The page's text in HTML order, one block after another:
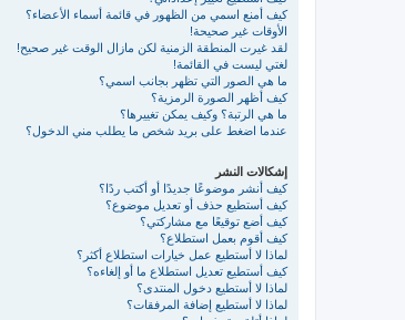
كيف أمنع اسمي من الظهور في قائمة أسماء الأعضاء؟
الأوقات غير صحيحة!
لقد غيرت المنطقة الزمنية لكن مازال الوقت غير صحيح!
لغتي ليست في القائمة!
ما هي الصور التي تظهر بجانب اسمي؟
كيف أظهر الصورة الرمزية؟
ما هي الرتبة؟ وكيف يمكن تغييرها؟
عندما اضغط على بريد شخص ما يطلب مني الدخول؟
إشكالات النشر
كيف أنشر موضوعًا جديدًا أو أكتب ردًا؟
كيف أستطيع حذف أو تعديل موضوع؟
كيف أضع توقيعًا مع مشاركتي؟
كيف أقوم بعمل استطلاع؟
لماذا لا أستطيع عمل خيارات استطلاع أكثر؟
كيف أستطيع تعديل استطلاع ما أو إلغاءه؟
لماذا لا أستطيع دخول المنتدى؟
لماذا لا أستطيع إضافة المرفقات؟